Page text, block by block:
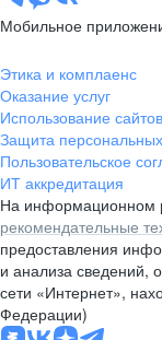
Мобильное
Этика и комплаенс
Оказание услуг
Использование сайтов
Защита
Пользовательское
ИТ аккредитация
На информационном
рекомендательные
предоставления
и анализа сведений,
сети «Интернет»,
Федерации)